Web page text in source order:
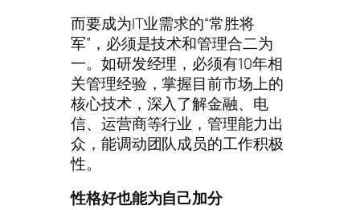
而要成为IT业需求的“常胜将
军”，必须是技术和管理合二为
一。如研发经理，必须有10年相
关管理经验，掌握目前市场上的
核心技术，深入了解金融、电
信、运营商等行业，管理能力出
众，能调动团队成员的工作积极
性。
性格好也能为自己加分